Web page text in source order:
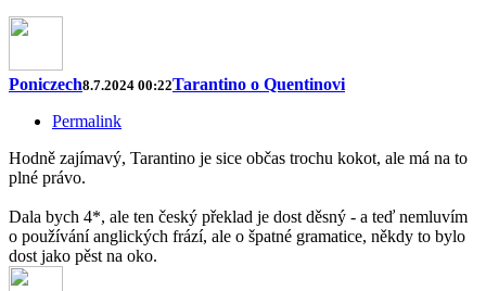
Poniczech8.7.2024 00:22Tarantino o Quentinovi
Permalink
Hodně zajímavý, Tarantino je sice občas trochu kokot, ale má na to
plné právo.
Dala bych 4*, ale ten český překlad je dost děsný - a teď nemluvím
o používání anglických frází, ale o špatné gramatice, někdy to bylo
dost jako pěst na oko.